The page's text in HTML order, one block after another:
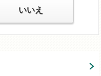
いいえ